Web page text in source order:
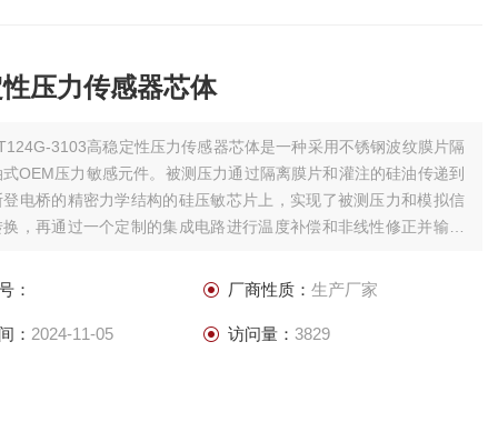
压力传感器芯体
3103高稳定性压力传感器芯体是一种采用不锈钢波纹膜片隔
OEM压力敏感元件。被测压力通过隔离膜片和灌注的硅油传递到
电桥的精密力学结构的硅压敏芯片上，实现了被测压力和模拟信
，再通过一个定制的集成电路进行温度补偿和非线性修正并输出
性强。
： 厂商性质： 生产厂家
： 2024-11-05 访问量： 3829